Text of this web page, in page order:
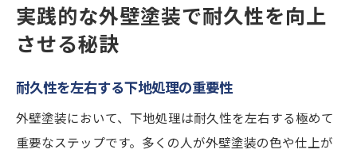
実践的な外壁塗装で耐久性を向上
させる秘訣
耐久性を左右する下地処理の重要性
外壁塗装において、下地処理は耐久性を左右する極めて
重要なステップです。多くの人が外壁塗装の色や仕上が